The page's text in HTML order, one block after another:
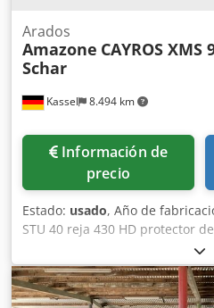
Kassel 8.494 km
Arados
Amazone CAYROS XMS
Schar
Información de
precio
Estado: usado, Año de
STU 40 reja 430 HD protector
SEGURIDAD / Dkodsuhnlmopfx